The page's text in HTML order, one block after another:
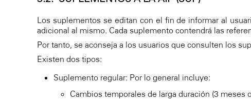
Los suplementos se editan con el fin de informar al
adicional al mismo. Cada suplemento contendrá las
Por tanto, se aconseja a los usuarios que consulten los
Existen dos tipos:
Suplemento regular: Por lo general incluye:
Cambios temporales de larga duración (3 meses